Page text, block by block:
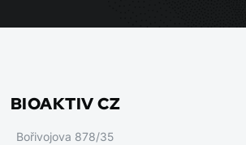
BIOAKTIV CZ
Bořivojova 878/35